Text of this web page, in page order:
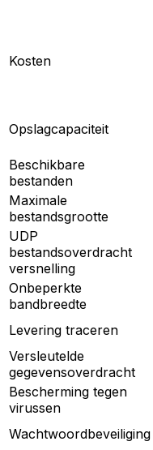
Kosten
Opslagcapaciteit
Beschikbare
bestanden
Maximale
bestandsgrootte
UDP
bestandsoverdracht
versnelling
Onbeperkte
bandbreedte
Levering traceren
Versleutelde
gegevensoverdracht
Bescherming tegen
virussen
Wachtwoordbeveiliging